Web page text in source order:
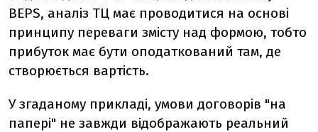
BEPS, аналіз ТЦ має проводитися на основі
принципу переваги змісту над формою, тобто
прибуток має бути оподаткований там, де
створюється вартість.
У згаданому прикладі, умови договорів "на
папері" не завжди відображають реальний